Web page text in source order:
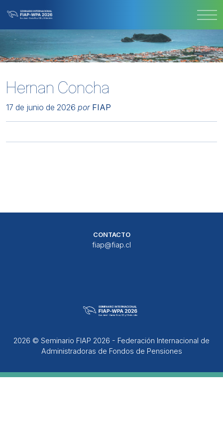
Hernan Concha
17 de junio de 2026 por FIAP
CONTACTO
fiap@fiap.cl
2026 © Seminario FIAP 2026 - Federación Internacional de
Administradoras de Fondos de Pensiones